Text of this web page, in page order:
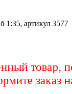
1:35, артикул 3577
товар,
заказ